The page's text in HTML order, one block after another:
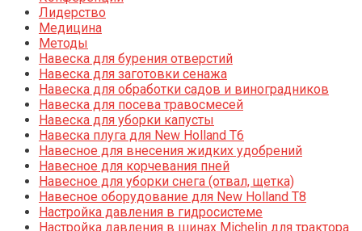
Лидерство
Медицина
Методы
Навеска для бурения отверстий
Навеска для заготовки сенажа
Навеска для обработки садов и виноградников
Навеска для посева травосмесей
Навеска для уборки капусты
Навеска плуга для New Holland T6
Навесное для внесения жидких удобрений
Навесное для корчевания пней
Навесное для уборки снега (отвал, щетка)
Навесное оборудование для New Holland T8
Настройка давления в гидросистеме
Настройка давления в шинах Michelin для трактора